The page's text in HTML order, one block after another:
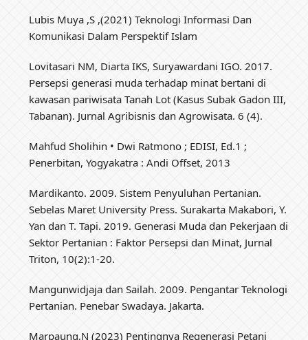
Lubis Muya ,S ,(2021) Teknologi Informasi Dan
Komunikasi Dalam Perspektif Islam
Lovitasari NM, Diarta IKS, Suryawardani IGO. 2017.
Persepsi generasi muda terhadap minat bertani di
kawasan pariwisata Tanah Lot (Kasus Subak Gadon III,
Tabanan). Jurnal Agribisnis dan Agrowisata. 6 (4).
Mahfud Sholihin • Dwi Ratmono ; EDISI, Ed.1 ;
Penerbitan, Yogyakatra : Andi Offset, 2013
Mardikanto. 2009. Sistem Penyuluhan Pertanian.
Sebelas Maret University Press. Surakarta Makabori, Y.
Yan dan T. Tapi. 2019. Generasi Muda dan Pekerjaan di
Sektor Pertanian : Faktor Persepsi dan Minat, Jurnal
Triton, 10(2):1-20.
Mangunwidjaja dan Sailah. 2009. Pengantar Teknologi
Pertanian. Penebar Swadaya. Jakarta.
Marpaung,N (2023) Pentingnya Regenerasi Petani